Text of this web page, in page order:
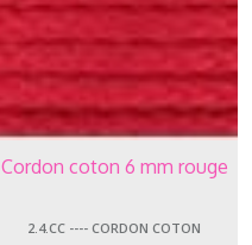
Cordon coton 6 mm rouge
2.4.CC ---- CORDON COTON